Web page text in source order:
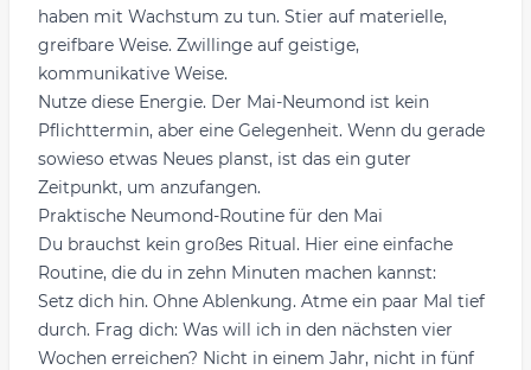
haben mit Wachstum zu tun. Stier auf materielle,
greifbare Weise. Zwillinge auf geistige,
kommunikative Weise.
Nutze diese Energie. Der Mai-Neumond ist kein
Pflichttermin, aber eine Gelegenheit. Wenn du gerade
sowieso etwas Neues planst, ist das ein guter
Zeitpunkt, um anzufangen.
Praktische Neumond-Routine für den Mai
Du brauchst kein großes Ritual. Hier eine einfache
Routine, die du in zehn Minuten machen kannst:
Setz dich hin. Ohne Ablenkung. Atme ein paar Mal tief
durch. Frag dich: Was will ich in den nächsten vier
Wochen erreichen? Nicht in einem Jahr, nicht in fünf